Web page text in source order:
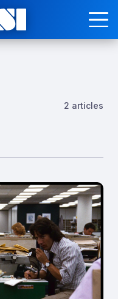
2 articles